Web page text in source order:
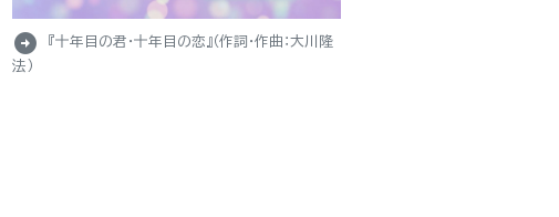
arrow_circle_right
『十年目の君・十年目の恋』（作詞・作曲：大川隆
法）